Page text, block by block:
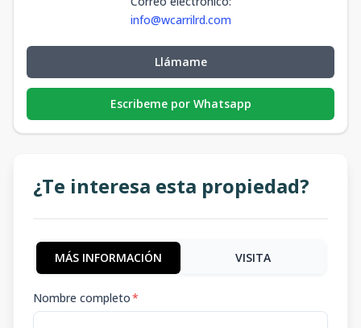
info@wcarrilrd.com
Llámame
Escribeme por Whatsapp
¿Te interesa esta propiedad?
MÁS INFORMACIÓN VISITA
Nombre completo*